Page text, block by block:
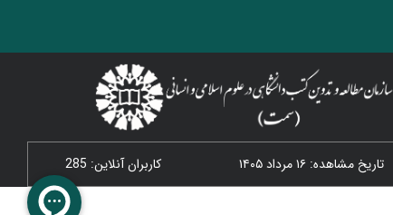
تاریخ مشاهده: ۱۶ مرداد ۱۴۰۵
کاربران آنلاین: 285